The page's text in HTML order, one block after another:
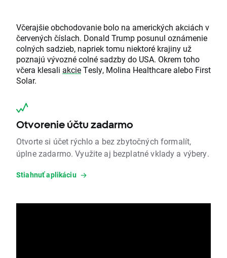
Včerajšie obchodovanie bolo na amerických akciách v
červených číslach. Donald Trump posunul oznámenie
colných sadzieb, napriek tomu niektoré krajiny už
poznajú vývozné colné sadzby do USA. Okrem toho
včera klesali akcieTesly, Molina Healthcare alebo First
Solar.
Otvorenie účtu zadarmo
Otvorte si účet rýchlo a bez zbytočných formalít,
úplne zadarmo. Využite aj bezplatné vklady a výbery.
Stiahnuť aplikáciu